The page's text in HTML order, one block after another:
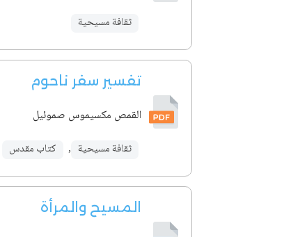
ثقافة مسيحية
تفسير سفر ناحوم
القمص مكسيموس صموئيل
ثقافة مسيحية , كتاب مقدس
المسيح والمرأة